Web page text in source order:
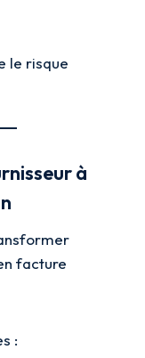
le risque
à
facture
: